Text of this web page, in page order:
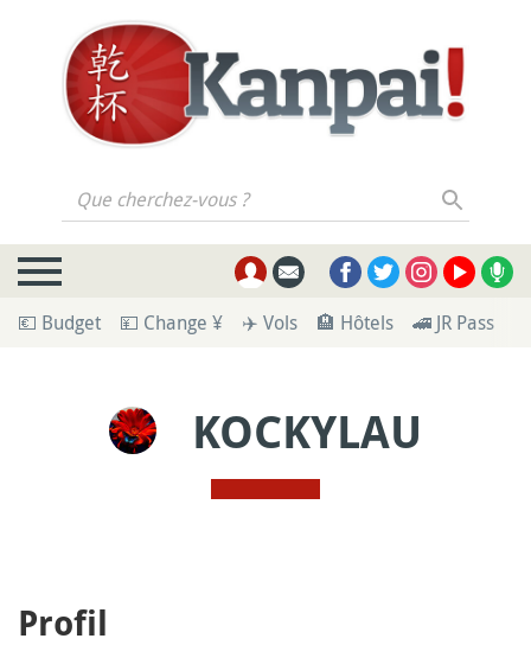
Que cherchez-vous ?
💶 Budget 💴 Change ¥ ✈️ Vols 🏨 Hôtels 🚄 JR Pass
KOCKYLAU
Profil